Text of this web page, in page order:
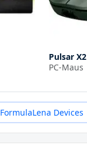
Pulsar X2
PC-Maus
FormulaLena Devices